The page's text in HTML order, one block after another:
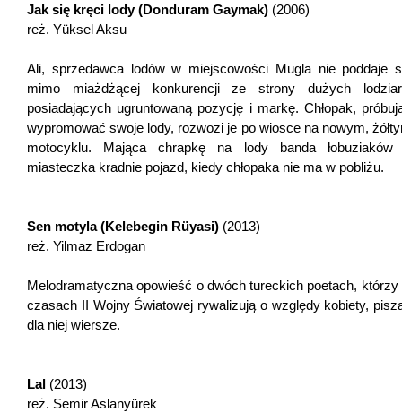
Jak się kręci lody (Donduram Gaymak) (2006)
reż. Yüksel Aksu
Ali, sprzedawca lodów w miejscowości Mugla nie poddaje
mimo miażdżącej konkurencji ze strony dużych
posiadających ugruntowaną pozycję i markę. Chłopak,
wypromować swoje lody, rozwozi je po wiosce na nowym,
motocyklu. Mająca chrapkę na lody banda
miasteczka kradnie pojazd, kiedy chłopaka nie ma w pobliżu.
Sen motyla (Kelebegin Rüyasi) (2013)
reż. Yilmaz Erdogan
Melodramatyczna opowieść o dwóch tureckich poetach, którzy
czasach II Wojny Światowej rywalizują o względy kobiety,
dla niej wiersze.
Lal (2013)
reż. Semir Aslanyürek